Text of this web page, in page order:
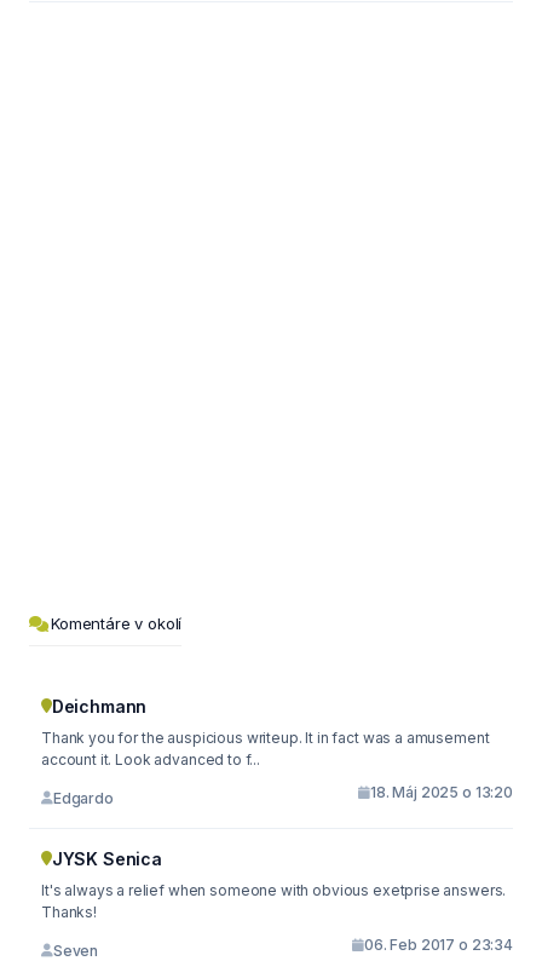
Komentáre v okolí
Deichmann
Thank you for the auspicious writeup. It in fact was a amusement
account it. Look advanced to f...
Edgardo 18. Máj 2025 o 13:20
JYSK Senica
It's always a relief when someone with obvious exetprise answers.
Thanks!
Seven 06. Feb 2017 o 23:34